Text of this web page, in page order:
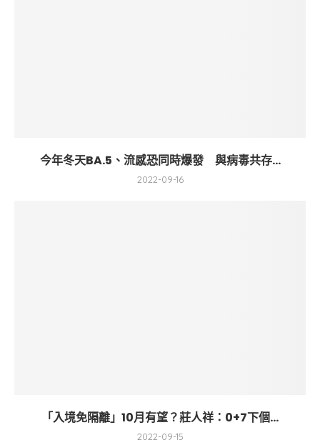
今年冬天BA.5、流感恐同時爆發 與病毒共存...
2022-09-16
「入境免隔離」10月有望？莊人祥：0+7下個...
2022-09-15